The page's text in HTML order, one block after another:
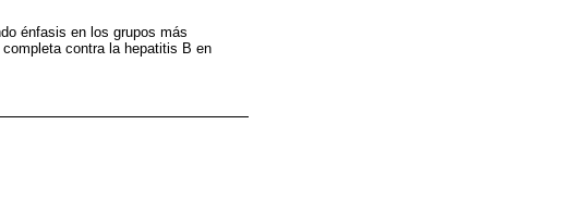
énfasis en los grupos más
contra la hepatitis B en